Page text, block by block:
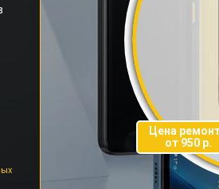
Цена
от 950 р.